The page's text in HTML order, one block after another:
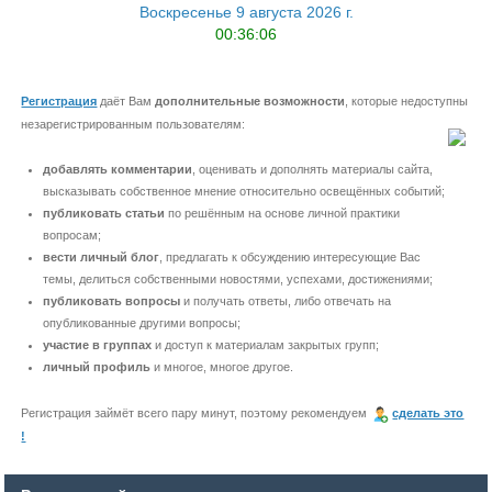
Воскресенье 9 августа 2026 г.
00:36:06
Регистрация даёт Вам дополнительные возможности , которые недоступны
незарегистрированным пользователям:
добавлять комментарии , оценивать и дополнять материалы сайта,
высказывать собственное мнение относительно освещённых событий;
публиковать статьи по решённым на основе личной практики
вопросам;
вести личный блог , предлагать к обсуждению интересующие Вас
темы, делиться собственными новостями, успехами, достижениями;
публиковать вопросы и получать ответы, либо отвечать на
опубликованные другими вопросы;
участие в группах и доступ к материалам закрытых групп;
личный профиль и многое, многое другое.
Регистрация займёт всего пару минут, поэтому рекомендуем
сделать это
!